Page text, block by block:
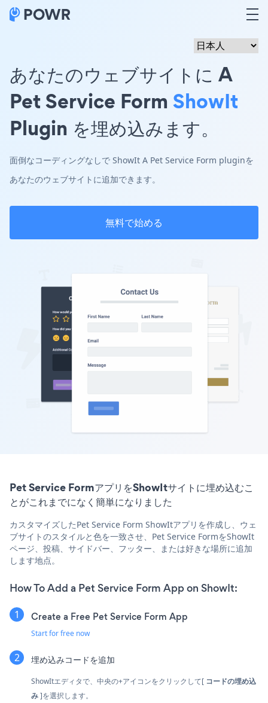
あなたのウェブサイトに A
Pet Service Form ShowIt
Plugin を埋め込みます。
面倒なコーディングなしで ShowIt A Pet Service Form pluginを
あなたのウェブサイトに追加できます。
無料で始める
Pet Service FormアプリをShowItサイトに埋め込むこ
とがこれまでになく簡単になりました
カスタマイズしたPet Service Form ShowItアプリを作成し、ウェ
ブサイトのスタイルと色を一致させ、Pet Service FormをShowIt
ページ、投稿、サイドバー、フッター、または好きな場所に追加
します地点。
How To Add a Pet Service Form App on ShowIt:
Create a Free Pet Service Form App
Start for free now
埋め込みコードを追加
ShowItエディタで、中央の+アイコンをクリックして[ コードの埋め込
み]を選択します。